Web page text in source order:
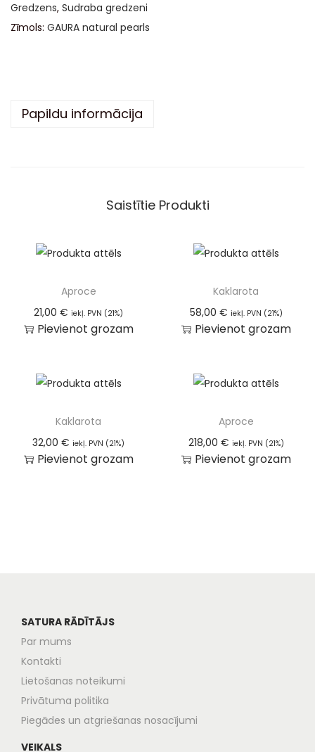
Gredzens, Sudraba gredzeni
Zīmols: GAURA natural pearls
Papildu informācija
Saistītie Produkti
Aproce
21,00€ iekļ. PVN (21%)
Pievienot grozam
Kaklarota
58,00 € iekļ. PVN (21%)
Pievienot grozam
Kaklarota
32,00€ iekļ. PVN (21%)
Pievienot grozam
Aproce
218,00 € iekļ. PVN (21%)
Pievienot grozam
SATURA RĀDĪTĀJS
Par mums
Kontakti
Lietošanas noteikumi
Privātuma politika
Piegādes un atgriešanas nosacījumi
VEIKALS